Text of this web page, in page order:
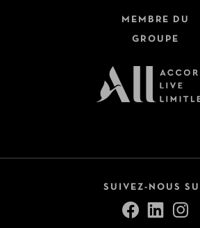
MEMBRE DU
GROUPE
SUIVEZ-NOUS